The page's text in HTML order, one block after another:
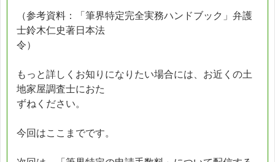
（参考資料：「筆界特定完全実務ハンドブック」弁護
士鈴木仁史著日本法
令）
もっと詳しくお知りになりたい場合には、お近くの土
地家屋調査士におた
ずねください。
今回はここまでです。